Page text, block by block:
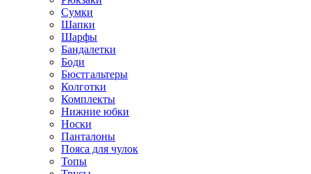
Сумки
Шапки
Шарфы
Бандалетки
Боди
Бюстгальтеры
Колготки
Комплекты
Нижние юбки
Носки
Панталоны
Поясa для чулок
Топы